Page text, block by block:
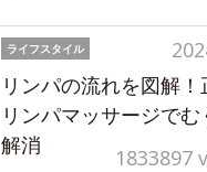
ライフスタイル
リンパの流れを図解！
リンパマッサージでむ
解消
1833897